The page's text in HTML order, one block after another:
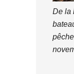
De la